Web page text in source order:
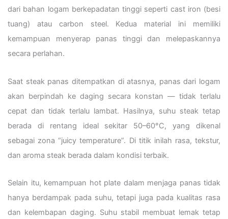
dari bahan logam berkepadatan tinggi seperti cast iron (besi
tuang) atau carbon steel. Kedua material ini memiliki
kemampuan menyerap panas tinggi dan melepaskannya
secara perlahan.
Saat steak panas ditempatkan di atasnya, panas dari logam
akan berpindah ke daging secara konstan — tidak terlalu
cepat dan tidak terlalu lambat. Hasilnya, suhu steak tetap
berada di rentang ideal sekitar 50–60°C, yang dikenal
sebagai zona “juicy temperature”. Di titik inilah rasa, tekstur,
dan aroma steak berada dalam kondisi terbaik.
Selain itu, kemampuan hot plate dalam menjaga panas tidak
hanya berdampak pada suhu, tetapi juga pada kualitas rasa
dan kelembapan daging. Suhu stabil membuat lemak tetap